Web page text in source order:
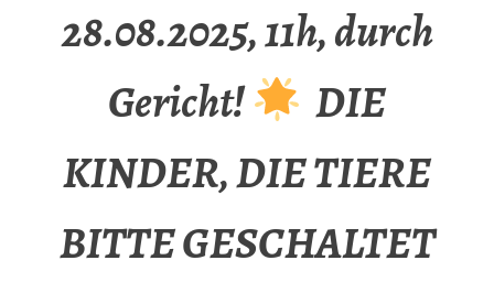
28.08.2025, 11h, durch
Gericht!
DIE
KINDER, DIE TIERE
BITTE GESCHALTET